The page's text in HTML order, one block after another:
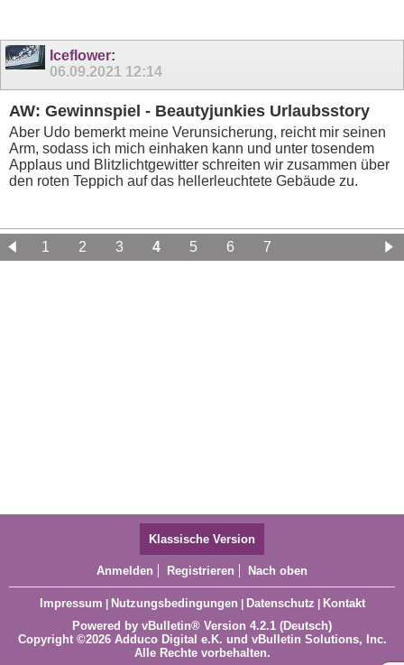
Iceflower:
06.09.2021 12:14
AW: Gewinnspiel - Beautyjunkies Urlaubsstory
Aber Udo bemerkt meine Verunsicherung, reicht mir seinen
Arm, sodass ich mich einhaken kann und unter tosendem
Applaus und Blitzlichtgewitter schreiten wir zusammen über
den roten Teppich auf das hellerleuchtete Gebäude zu.
1 2 3 4 5 6 7
Klassische Version
Anmelden Registrieren Nach oben
Impressum Nutzungsbedingungen Datenschutz
Kontakt
Powered by vBulletin® Version 4.2.1 (Deutsch)
Copyright ©2026 Adduco Digital e.K. und vBulletin Solutions, Inc.
Alle Rechte vorbehalten.